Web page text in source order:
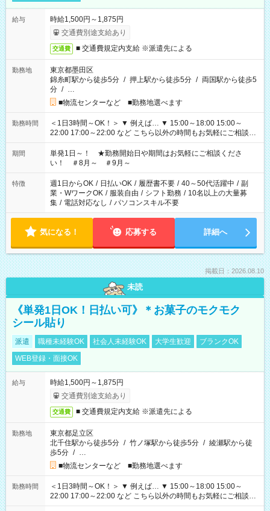
給与
時給1,500円～1,875円
交通費別途支給あり
交通費 ■ 交通費規定内支給 ※派遣先による
勤務地
東京都墨田区
錦糸町駅から徒歩5分 / 押上駅から徒歩5分 / 両国駅から徒歩5
分 / …
■物流センターなど ■勤務地選べます
勤務時間
＜1日3時間～OK！＞ ▼ 例えば… ▼ 15:00～18:00 15:00～
22:00 17:00～22:00 など こちら以外の時間もお気軽にご相談く
ださい！
期間
単発1日～！ ★勤務開始日や期間はお気軽にご相談くださ
い！ ＃8月～ ＃9月～
特徴 週1日からOK / 日払いOK / 履歴書不要 / 40～50代活躍中 / 副
業・WワークOK / 服装自由 / シフト勤務 / 10名以上の大量募
集 / 電話対応なし / パソコンスキル不要
気になる！ 応募する 詳細へ
掲載日：2026.08.10
未読
《単発1日OK！日払い可》＊お菓子のモクモク
シール貼り
派遣 職種未経験OK 社会人未経験OK 大学生歓迎
ブランクOK
WEB登録・面接OK
給与
時給1,500円～1,875円
交通費別途支給あり
交通費 ■ 交通費規定内支給 ※派遣先による
勤務地
東京都足立区
北千住駅から徒歩5分 / 竹ノ塚駅から徒歩5分 / 綾瀬駅から徒
歩5分 / …
■物流センターなど ■勤務地選べます
勤務時間
＜1日3時間～OK！＞ ▼ 例えば… ▼ 15:00～18:00 15:00～
22:00 17:00～22:00 など こちら以外の時間もお気軽にご相談く
ださい！